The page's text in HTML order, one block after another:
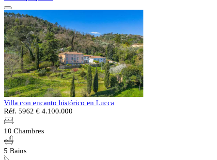
Villa con encanto histórico en Lucca
Réf. 5962 € 4.100.000
10 Chambres
5 Bains